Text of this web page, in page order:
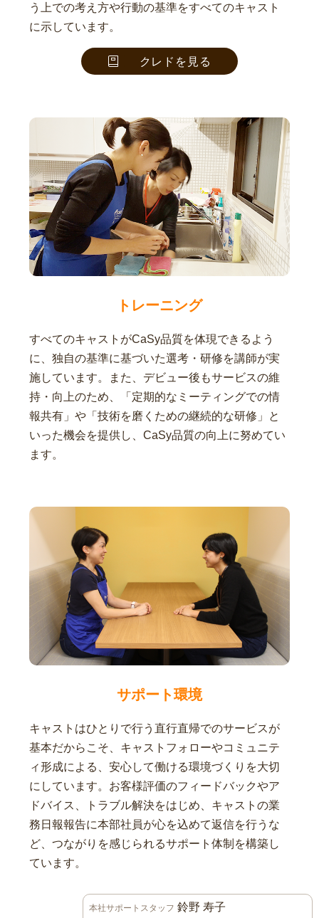
う上での考え方や行動の基準をすべてのキャスト
に示しています。
クレドを見る
トレーニング
すべてのキャストがCaSy品質を体現できるよう
に、独自の基準に基づいた選考・研修を講師が実
施しています。また、デビュー後もサービスの維
持・向上のため、「定期的なミーティングでの情
報共有」や「技術を磨くための継続的な研修」と
いった機会を提供し、CaSy品質の向上に努めてい
ます。
サポート環境
キャストはひとりで行う直行直帰でのサービスが
基本だからこそ、キャストフォローやコミュニテ
ィ形成による、安心して働ける環境づくりを大切
にしています。お客様評価のフィードバックやア
ドバイス、トラブル解決をはじめ、キャストの業
務日報報告に本部社員が心を込めて返信を行うな
ど、つながりを感じられるサポート体制を構築し
ています。
本社サポートスタッフ 鈴野 寿子